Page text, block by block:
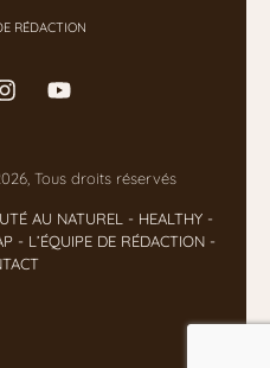
RÉDACTION
Tous droits réservés
AU NATUREL - HEALTHY -
- L’ÉQUIPE DE RÉDACTION -